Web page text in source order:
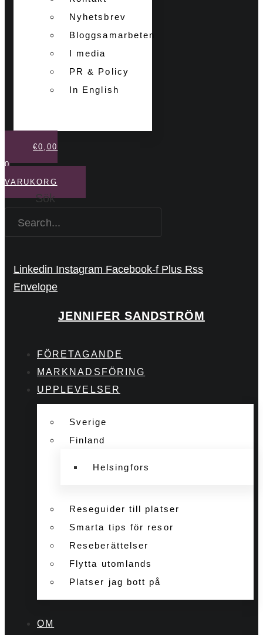
Nyhetsbrev
Bloggsamarbeten
I media
PR & Policy
In English
€0,00
0
VARUKORG
Sök
Linkedin Instagram Facebook-f Plus Rss
Envelope
JENNIFER SANDSTRÖM
FÖRETAGANDE
MARKNADSFÖRING
UPPLEVELSER
Sverige
Finland
Helsingfors
Reseguider till platser
Smarta tips för resor
Reseberättelser
Flytta utomlands
Platser jag bott på
OM